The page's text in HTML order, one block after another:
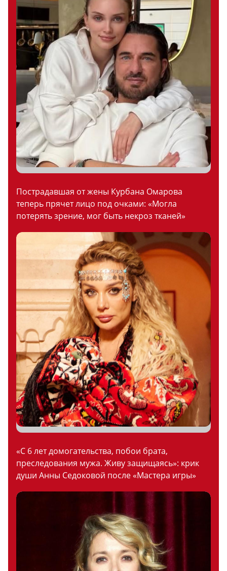
Пострадавшая от жены Курбана Омарова
теперь прячет лицо под очками: «Могла
потерять зрение, мог быть некроз тканей»
«С 6 лет домогательства, побои брата,
преследования мужа. Живу защищаясь»: крик
души Анны Седоковой после «Мастера игры»